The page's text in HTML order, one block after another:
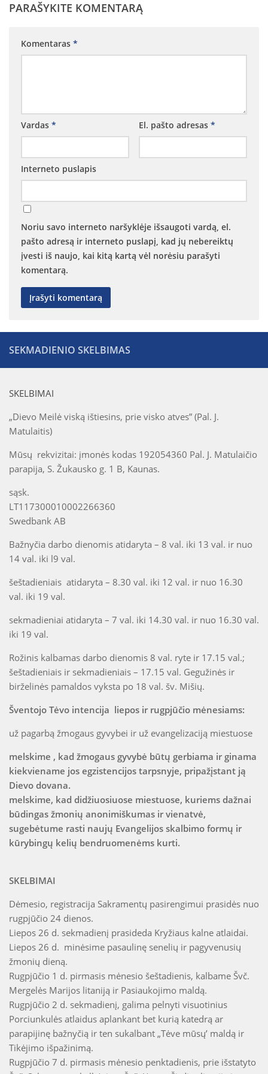
Vaikų „Angeliukų“ klubas
Maldos grupė
Marijos legionas
PARAŠYKITE KOMENTARĄ
Komentaras *
Vardas * El. pašto adresas *
Interneto puslapis
Noriu savo interneto naršyklėje išsaugoti vardą, el.
pašto adresą ir interneto puslapį, kad jų nebereiktų
įvesti iš naujo, kai kitą kartą vėl norėsiu parašyti
komentarą.
SEKMADIENIO SKELBIMAS
SKELBIMAI
„Dievo Meilė viską ištiesins, prie visko atves” (Pal. J.
Matulaitis)
Mūsų rekvizitai: įmonės kodas 192054360 Pal. J. Matulaičio
parapija, S. Žukausko g. 1 B, Kaunas.
sąsk.
LT117300010002266360
Swedbank AB
Bažnyčia darbo dienomis atidaryta – 8 val. iki 13 val. ir nuo
14 val. iki l9 val.
šeštadieniais atidaryta – 8.30 val. iki 12 val. ir nuo 16.30
val. iki 19 val.
sekmadieniai atidaryta – 7 val. iki 14.30 val. ir nuo 16.30 val.
iki 19 val.
Rožinis kalbamas darbo dienomis 8 val. ryte ir 17.15 val.;
šeštadieniais ir sekmadieniais – 17.15 val. Gegužinės ir
birželinės pamaldos vyksta po 18 val. šv. Mišių.
Šventojo Tėvo intencija liepos ir rugpjūčio mėnesiams:
už pagarbą žmogaus gyvybei ir už evangelizaciją miestuose
melskime , kad žmogaus gyvybė būtų gerbiama ir ginama
kiekviename jos egzistencijos tarpsnyje, pripažįstant ją
Dievo dovana.
melskime, kad didžiuosiuose miestuose, kuriems dažnai
būdingas žmonių anonimiškumas ir vienatvė,
sugebėtume rasti naujų Evangelijos skalbimo formų ir
kūrybingų kelių bendruomenėms kurti.
SKELBIMAI
Dėmesio, registracija Sakramentų pasirengimui prasidės nuo
rugpjūčio 24 dienos.
Liepos 26 d. sekmadienį prasideda Kryžiaus kalne atlaidai.
Liepos 26 d. minėsime pasaulinę senelių ir pagyvenusių
žmonių dieną.
Rugpjūčio 1 d. pirmasis mėnesio šeštadienis, kalbame Švč.
Mergelės Marijos litaniją ir Pasiaukojimo maldą.
Rugpjūčio 2 d. sekmadienį, galima pelnyti visuotinius
Porciunkulės atlaidus aplankant bet kurią katedrą ar
parapijinę bažnyčią ir ten sukalbant „Tėve mūsų’ maldą ir
Tikėjimo išpažinimą.
Rugpjūčio 7 d. pirmasis mėnesio penktadienis, prie išstatyto